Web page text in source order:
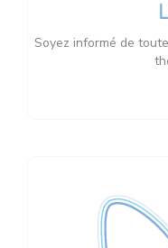
Soyez informé de